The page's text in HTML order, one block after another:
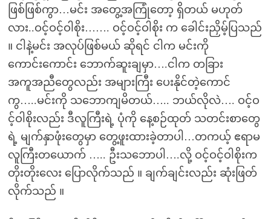
ဖြစ်ဖြစ်ကွာ…မင်း အတွေ့အကြုံတော့ ရှိတယ် မဟုတ်
လား..ဝင့်ဝင့်ဝါစိုး……. ဝင့်ဝင့်ဝါစိုး က ခေါင်းညှိမ့်ပြသည်
။ ငါနဲ့မင်း အလုပ်ဖြစ်မယ် ဆိုရင် ငါက မင်းကို
ကောင်းကောင်း ဘောက်ဆူးချမှာ….ငါက တခြား
အကူအညီတွေလည်း အများကြီး ပေးနိုင်တဲ့ကောင်
ကွ…..မင်းကို သဘောကျမိတယ်….. ဘယ်လိုလဲ…. ဝင့်ဝ
င့်ဝါစိုးလည်း ဒီလူကြီးရဲ့ ပုံကို နေ့စဉ်ထုတ် သတင်းစာတွေ
ရဲ့ မျက်နှာဖုံးတွေမှာ တွေ့ဖူးထားခဲ့တာပါ…တကယ့် ဧရာမ
လူကြီးတယောက် ….. ဦးသဘောပါ….လို့ ဝင့်ဝင့်ဝါစိုးက
တိုးတိုးလေး ပြောလိုက်သည် ။ ချက်ချင်းလည်း ဆုံးဖြတ်
လိုက်သည် ။